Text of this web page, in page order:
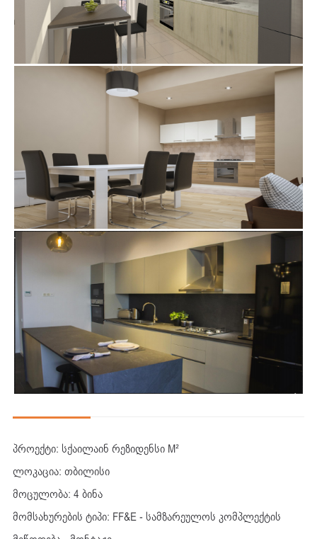
პროექტი: სქაილაინ რეზიდენსი M²
ლოკაცია: თბილისი
მოცულობა: 4 ბინა
მომსახურების ტიპი: FF&E - სამზარეულოს კომპლექტის